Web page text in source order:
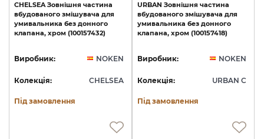
CHELSEA Зовнішня частина
вбудованого змішувача для
умивальника без донного
клапана, хром (100157432)
Виробник: NOKEN
Колекція: CHELSEA
Під замовлення
URBAN Зовнішня частина
вбудованого змішувача для
умивальника без донного
клапана, хром (100157418)
Виробник: NOKEN
Колекція: URBAN C
Під замовлення